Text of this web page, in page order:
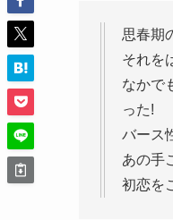
思春期
それを
なかで
った!
バース
あの手
初恋を